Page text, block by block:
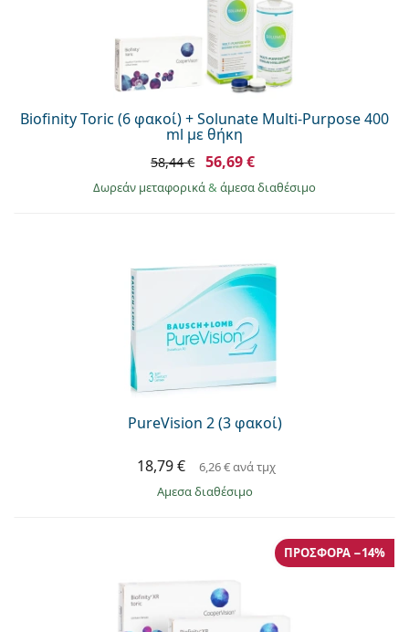
Biofinity Toric (6 φακοί) + Solunate Multi-Purpose 400
ml με θήκη
58,44 € 56,69 €
Δωρεάν μεταφορικά & άμεσα διαθέσιμο
PureVision 2 (3 φακοί)
18,79 € 6,26 €ανά τμχ
άμεσα διαθέσιμο
ΠΡΟΣΦΟΡΆ −14%